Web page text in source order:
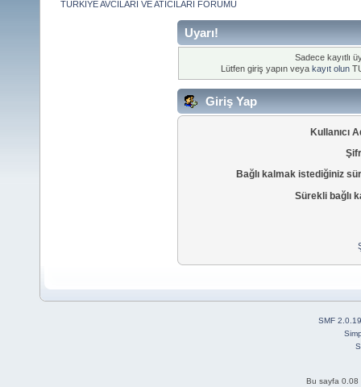
TURKIYE AVCILARI VE ATICILARI FORUMU
Uyarı!
Sadece kayıtlı
Lütfen giriş yapın veya kayıt olun
Giriş Yap
Kullanıcı
Bağlı kalmak istediğiniz
Sürekli bağlı
SMF 2.0.19
Bu sayfa 0.08